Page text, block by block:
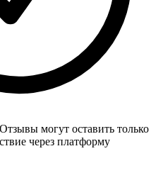
Отзывы могут оставить только
через платформу